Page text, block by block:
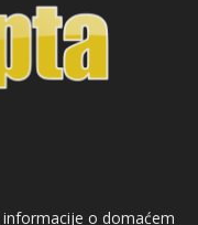
o domaćem